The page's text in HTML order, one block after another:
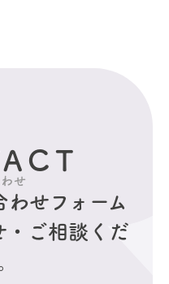
せ
せフォーム
・ご相談くだ